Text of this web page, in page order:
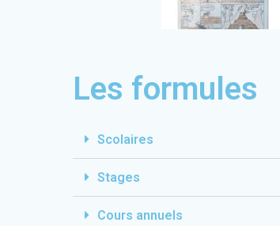
Les formules
Scolaires
Stages
Cours annuels